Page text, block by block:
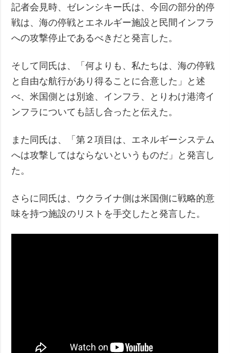
記者会見時、ゼレンシキー氏は、今回の部分的停
戦は、海の停戦とエネルギー施設と民間インフラ
への攻撃停止であるべきだと発言した。
そして同氏は、「何よりも、私たちは、海の停戦
と自由な航行があり得ることに合意した」と述
べ、米国側とは別途、インフラ、とりわけ港湾イ
ンフラについても話し合ったと伝えた。
また同氏は、「第２項目は、エネルギーシステム
へは攻撃してはならないというものだ」と発言し
た。
さらに同氏は、ウクライナ側は米国側に戦略的意
味を持つ施設のリストを手交したと発言した。